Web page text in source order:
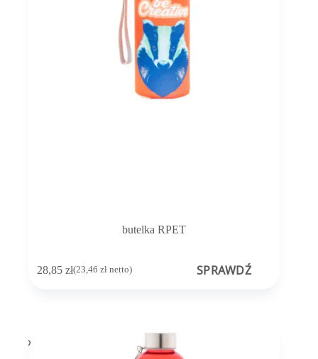
butelka RPET
28,85 zł(23,46 złnetto) SPRAWDŹ